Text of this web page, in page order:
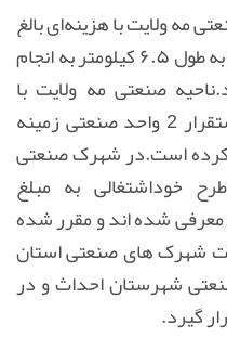
مه ولایت با هزینه‌ای بالغ
۶.۵کیلومتر به انجام
.ناحیه صنعتی مه ولایت با
مساحتی بالغ بر 106 هکتار و استقرار 2 واحد صنعتی زمینه
است.در شهرک صنعتی
طرح خوداشتغالی به مبلغ
معرفی شده اند و مقرر شده
شهرک های صنعتی استان
شهرستان احداث و در
گیرد.